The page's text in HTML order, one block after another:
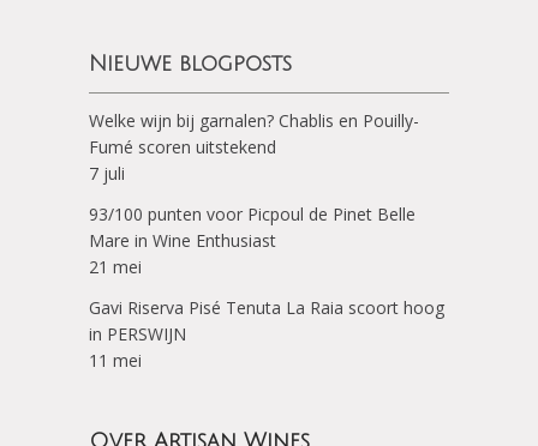
Nieuwe blogposts
Welke wijn bij garnalen? Chablis en Pouilly-
Fumé scoren uitstekend
7 juli
93/100 punten voor Picpoul de Pinet Belle
Mare in Wine Enthusiast
21 mei
Gavi Riserva Pisé Tenuta La Raia scoort hoog
in PERSWIJN
11 mei
Over Artisan Wines